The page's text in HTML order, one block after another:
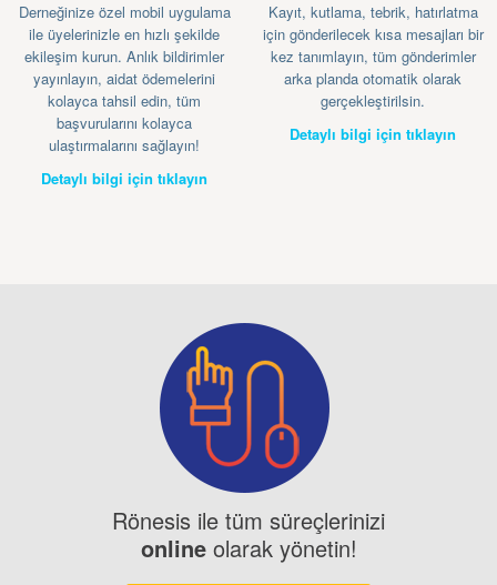
Derneğinize özel mobil uygulama
ile üyelerinizle en hızlı şekilde
ekileşim kurun. Anlık bildirimler
yayınlayın, aidat ödemelerini
kolayca tahsil edin, tüm
başvurularını kolayca
ulaştırmalarını sağlayın!
Detaylı bilgi için tıklayın
Kayıt, kutlama, tebrik, hatırlatma
için gönderilecek kısa mesajları bir
kez tanımlayın, tüm gönderimler
arka planda otomatik olarak
gerçekleştirilsin.
Detaylı bilgi için tıklayın
Rönesis ile tüm süreçlerinizi
online olarak yönetin!